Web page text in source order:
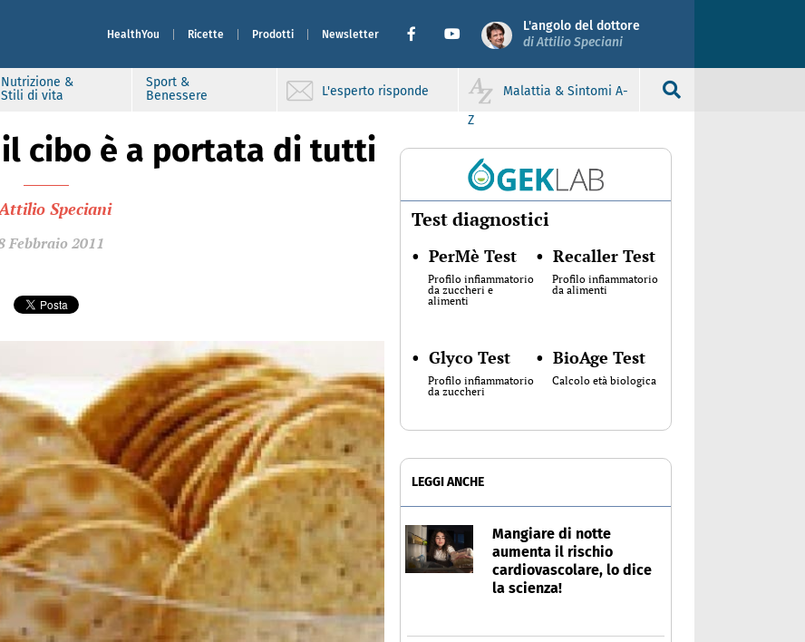
HealthYou Ricette Prodotti Newsletter
L'angolo del dottore
di Attilio Speciani
Nutrizione &
Stili di vita
Sport &
Benessere
L'esperto risponde
Malattia & Sintomi A-
Z
il cibo è a portata di tutti
Speciani
Febbraio 2011
Test diagnostici
• PerMè Test
Profilo infiammatorio
da zuccheri e
alimenti
• Recaller Test
Profilo infiammatorio
da alimenti
• Glyco Test
Profilo infiammatorio
da zuccheri
• BioAge Test
Calcolo età biologica
LEGGI ANCHE
Mangiare di notte
aumenta il rischio
cardiovascolare, lo dice
la scienza!